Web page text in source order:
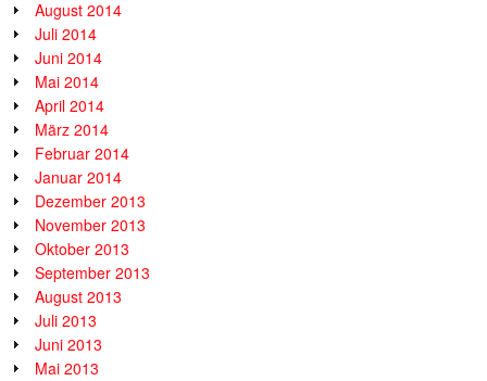
August 2014
Juli 2014
Juni 2014
Mai 2014
April 2014
März 2014
Februar 2014
Januar 2014
Dezember 2013
November 2013
Oktober 2013
September 2013
August 2013
Juli 2013
Juni 2013
Mai 2013